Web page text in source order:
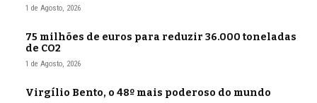
1 de Agosto, 2026
75 milhões de euros para reduzir 36.000 toneladas
de CO2
1 de Agosto, 2026
Virgílio Bento, o 48º mais poderoso do mundo